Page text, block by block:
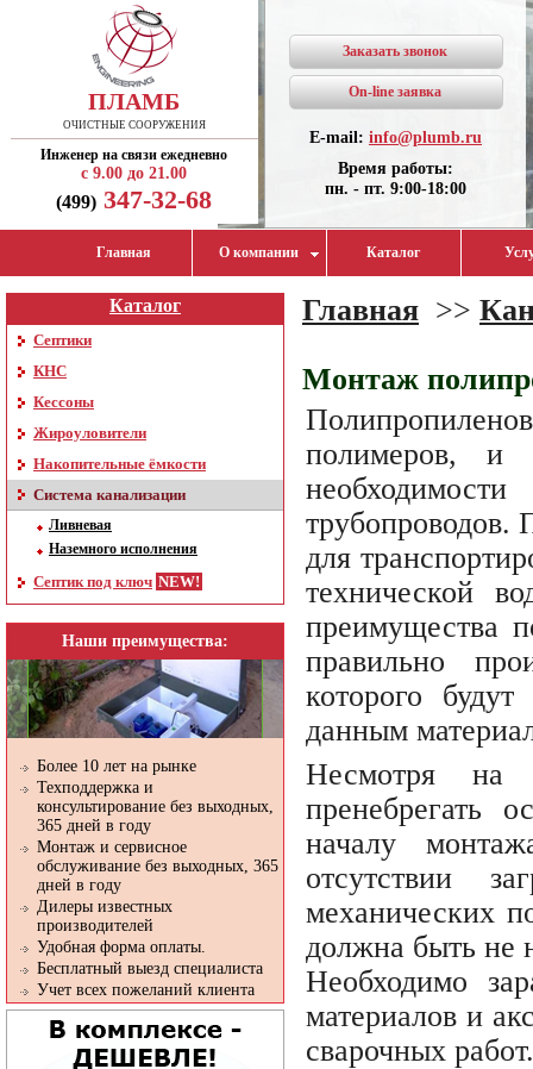
ПЛАМБ
ОЧИСТНЫЕ СООРУЖЕНИЯ
Инженер на связи ежедневно
с 9.00 до 21.00
(499) 347-32-68
Заказать звонок
On-line заявка
E-mail: info@plumb.ru
Время работы:
пн. - пт. 9:00-18:00
Главная О компании Каталог
Каталог
Септики
КНС
Кессоны
Жироуловители
Накопительные ёмкости
Система канализации
Ливневая
Наземного исполнения
Септик под ключ
Наши преимущества:
Более 10 лет на рынке
Техподдержка и
консультирование без выходных,
365 дней в году
Монтаж и сервисное
обслуживание без выходных, 365
дней в году
Дилеры известных
производителей
Удобная форма оплаты.
Бесплатный выезд специалиста
Учет всех пожеланий клиента
Главная >>
Монтаж
полимеров, и
трубопроводов.
для
технической
преимущества
правильно
которого
данным
Несмотря на
пренебрегать
началу
отсутствии
механических
должна быть не
Необходимо
материалов и
сварочных работ.